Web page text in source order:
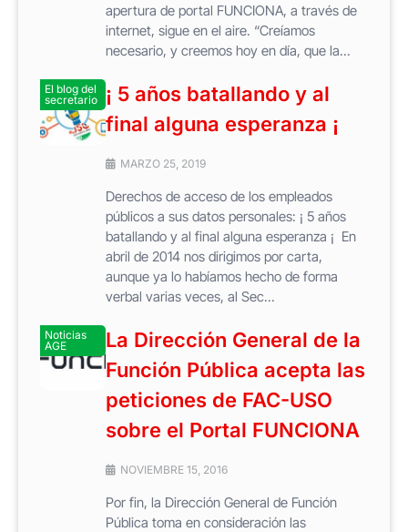
apertura de portal FUNCIONA, a través de
internet, sigue en el aire. “Creíamos
necesario, y creemos hoy en día, que la...
El blog del
secretario
¡ 5 años batallando y al
final alguna esperanza ¡
MARZO 25, 2019
Derechos de acceso de los empleados
públicos a sus datos personales: ¡ 5 años
batallando y al final alguna esperanza ¡ En
abril de 2014 nos dirigimos por carta,
aunque ya lo habíamos hecho de forma
verbal varias veces, al Sec...
Noticias
AGE
La Dirección General de la
Función Pública acepta las
peticiones de FAC-USO
sobre el Portal FUNCIONA
NOVIEMBRE 15, 2016
Por fin, la Dirección General de Función
Pública toma en consideración las